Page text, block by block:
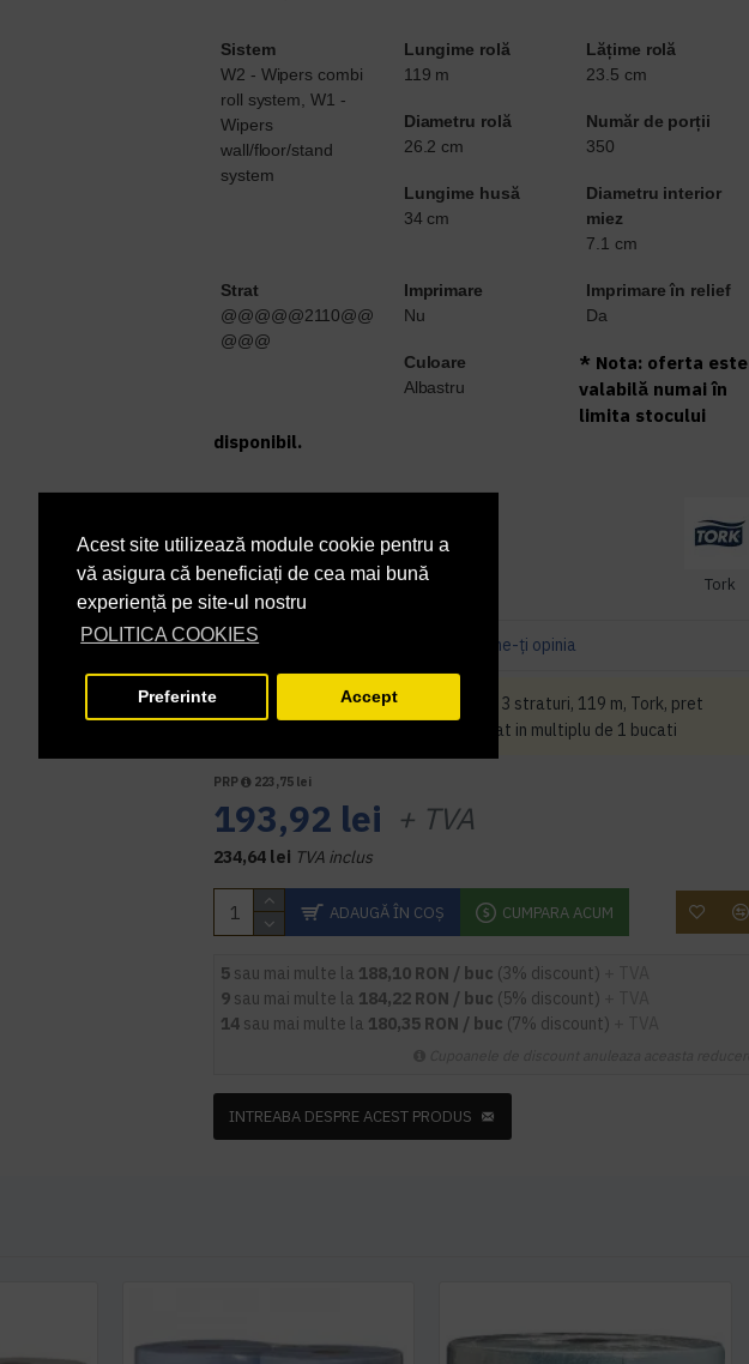
Acest site utilizează module cookie pentru a
vă asigura că beneficiați de cea mai bună
experiență pe site-ul nostru
POLITICA COOKIES
Preferinte Accept
Sistem
W2 - Wipers combi
roll system, W1 -
Wipers
wall/floor/stand
system
Lungime rolă
119 m
Lățime rolă
23.5 cm
Diametru rolă
26.2 cm
Număr de porții
350
Lungime husă
34 cm
Diametru interior
miez
7.1 cm
Strat
@@@@@2110@@
@@@
Imprimare
Nu
Imprimare în relief
Da
Culoare
Albastru
* Nota: oferta este
valabilă numai în
limita stocului
disponibil.
Tork
Spune-ţi opinia
PRP 223,75 lei
193,92 lei + TVA
234,64 lei TVA inclus
ADAUGĂ ÎN COŞ CUMPARA ACUM
Produsul Rola hartie industriala, 3 straturi, 119 m, Tork, pret
bax 2 role nu poate fi cumparat decat in multiplu de 1 bucati
5 sau mai multe la 188,10 RON / buc (3% discount)
9 sau mai multe la 184,22 RON / buc (5% discount)
14 sau mai multe la 180,35 RON / buc (7% discount)
INTREABA DESPRE ACEST PRODUS